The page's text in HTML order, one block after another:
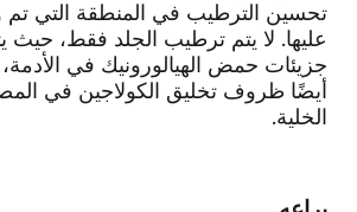
تحسين الترطيب في المنطقة التي
عليها. لا يتم ترطيب الجلد فقط، حيث
جزيئات حمض الهيالورونيك في
أيضًا ظروف تخليق الكولاجين في
الخلية.